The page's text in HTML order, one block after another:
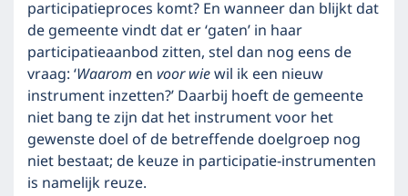
participatieproces komt? En wanneer dan blijkt dat
de gemeente vindt dat er ‘gaten’ in haar
participatieaanbod zitten, stel dan nog eens de
vraag: ‘Waarom envoor wiewil ik een nieuw
instrument inzetten?’ Daarbij hoeft de gemeente
niet bang te zijn dat het instrument voor het
gewenste doel of de betreffende doelgroep nog
niet bestaat; de keuze in participatie-instrumenten
is namelijk reuze.